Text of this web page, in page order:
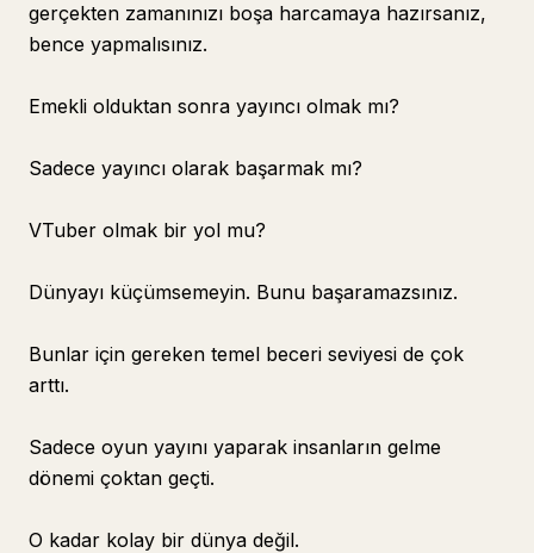
gerçekten zamanınızı boşa harcamaya hazırsanız,
bence yapmalısınız.
Emekli olduktan sonra yayıncı olmak mı?
Sadece yayıncı olarak başarmak mı?
VTuber olmak bir yol mu?
Dünyayı küçümsemeyin. Bunu başaramazsınız.
Bunlar için gereken temel beceri seviyesi de çok
arttı.
Sadece oyun yayını yaparak insanların gelme
dönemi çoktan geçti.
O kadar kolay bir dünya değil.